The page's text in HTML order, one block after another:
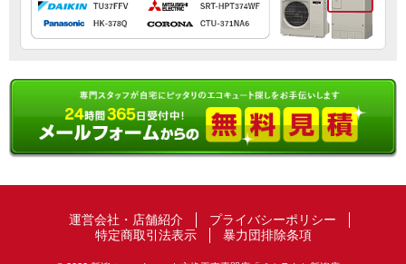
運営会社・店舗紹介
プライバシーポリシー
特定商取引法表示
暴力団排除条項